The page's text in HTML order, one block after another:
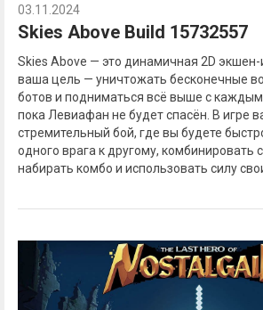
03.11.2024
Skies Above Build 15732557
Skies Above — это динамичная 2D экшен-
ваша цель — уничтожать бесконечные
ботов и подниматься всё выше с
пока Левиафан не будет спасён. В игре
стремительный бой, где вы будете
одного врага к другому, комбинировать
набирать комбо и использовать силу